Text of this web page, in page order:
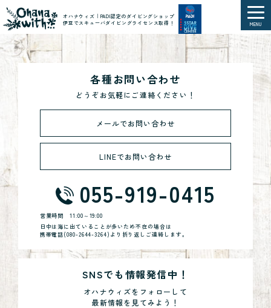
オハナウィズ｜PADI認定のダイビングショップ
伊豆でスキューバダイビングライセンス取得！
MENU
各種お問い合わせ
どうぞお気軽にご連絡ください！
メールでお問い合わせ
LINEでお問い合わせ
055-919-0415
営業時間11:00～19:00
日中は海に出ていることが多いため不在の場合は
携帯電話(080-2644-3264)より折り返しご連絡します。
SNSでも情報発信中！
オハナウィズをフォローして
最新情報を見てみよう！